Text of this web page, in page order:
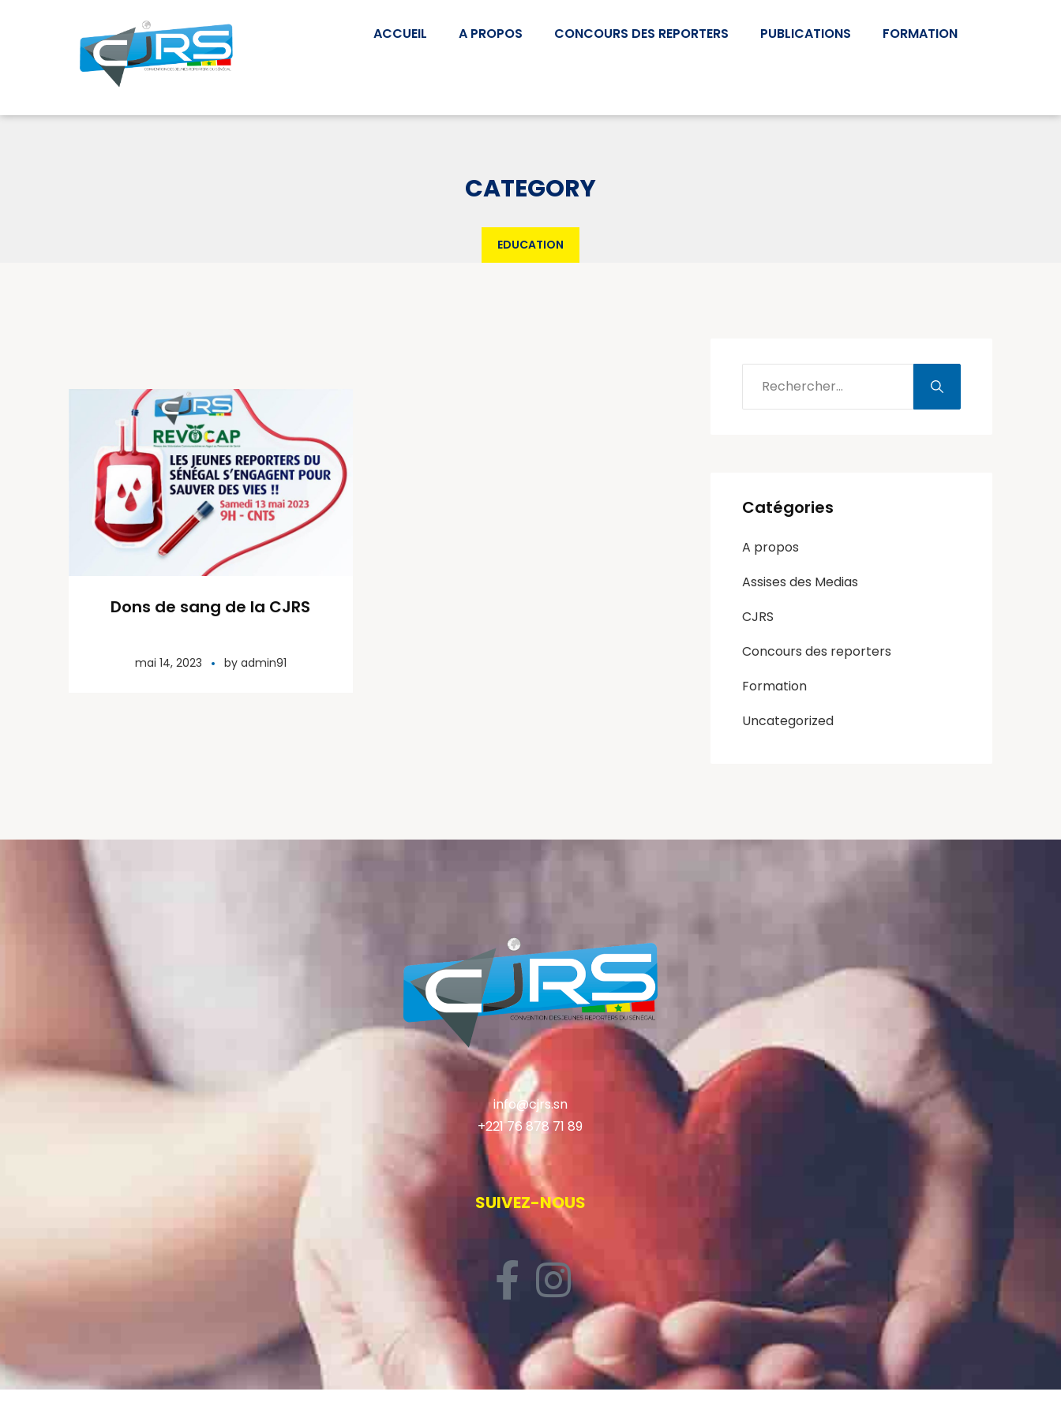
ACCUEIL A PROPOS CONCOURS DES REPORTERS PUBLICATIONS FORMATION
CATEGORY
EDUCATION
Dons de sang de la CJRS
mai 14, 2023 by admin91
Catégories
A propos
Assises des Medias
CJRS
Concours des reporters
Formation
Uncategorized
info@cjrs.sn
+221 76 878 71 89
SUIVEZ-NOUS